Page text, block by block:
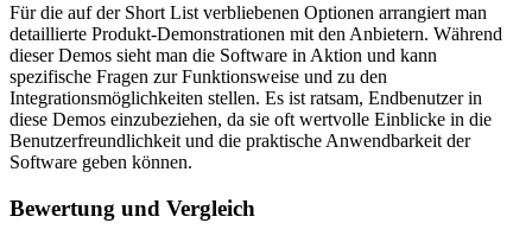
Für die auf der Short List verbliebenen Optionen arrangiert man
detaillierte Produkt-Demonstrationen mit den Anbietern. Während
dieser Demos sieht man die Software in Aktion und kann
spezifische Fragen zur Funktionsweise und zu den
Integrationsmöglichkeiten stellen. Es ist ratsam, Endbenutzer in
diese Demos einzubeziehen, da sie oft wertvolle Einblicke in die
Benutzerfreundlichkeit und die praktische Anwendbarkeit der
Software geben können.
Bewertung und Vergleich